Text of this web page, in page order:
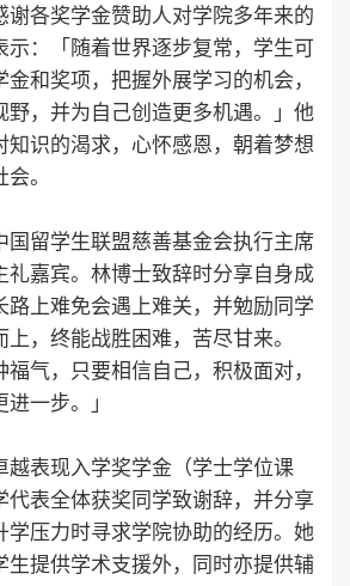
谢各奖学金赞助人对学院多年来的
示：「随着世界逐步复常，学生可
和奖项，把握外展学习的机会，
野，并为自己创造更多机遇。」他
知识的渴求，心怀感恩，朝着梦想
。
国留学生联盟慈善基金会执行主席
礼嘉宾。林博士致辞时分享自身成
路上难免会遇上难关，并勉励同学
，终能战胜困难，苦尽甘来。
福气，只要相信自己，积极面对，
一步。」
越表现入学奖学金（学士学位课
代表全体获奖同学致谢辞，并分享
学压力时寻求学院协助的经历。她
生提供学术支援外，同时亦提供辅